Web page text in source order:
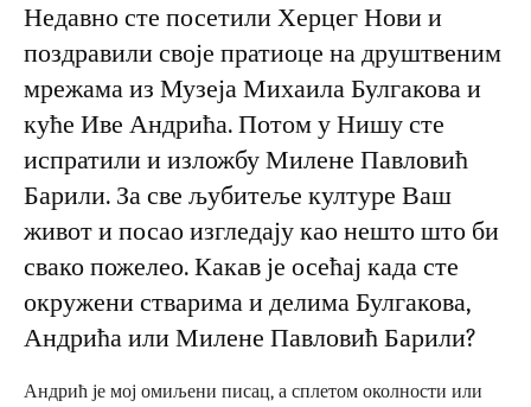
Недавно сте посетили Херцег Нови и
поздравили своје пратиоце на друштвеним
мрежама из Музеја Михаила Булгакова и
куће Иве Андрића. Потом у Нишу сте
испратили и изложбу Милене Павловић
Барили. За све љубитеље културе Ваш
живот и посао изгледају као нешто што би
свако пожелео. Какав је осећај када сте
окружени стварима и делима Булгакова,
Андрића или Милене Павловић Барили?
Андрић је мој омиљени писац, а сплетом околности или